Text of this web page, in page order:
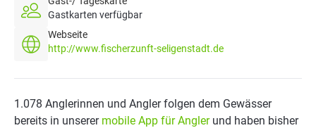
Gastkarten verfügbar
Webseite
http://www.fischerzunft-seligenstadt.de
1.078 Anglerinnen und Angler folgen dem Gewässer
bereits in unserer mobile App für Anglerund haben bisher